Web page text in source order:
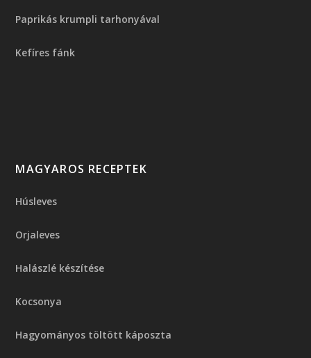
Paprikás krumpli tarhonyával
Kefíres fánk
MAGYAROS RECEPTEK
Húsleves
Orjaleves
Halászlé készítése
Kocsonya
Hagyományos töltött káposzta